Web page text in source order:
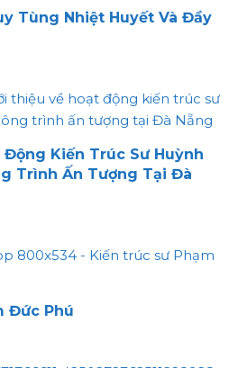
Tùng Nhiệt Huyết Và Đầy
Động Kiến Trúc Sư Huỳnh
Trình Ấn Tượng Tại Đà
Đức Phú